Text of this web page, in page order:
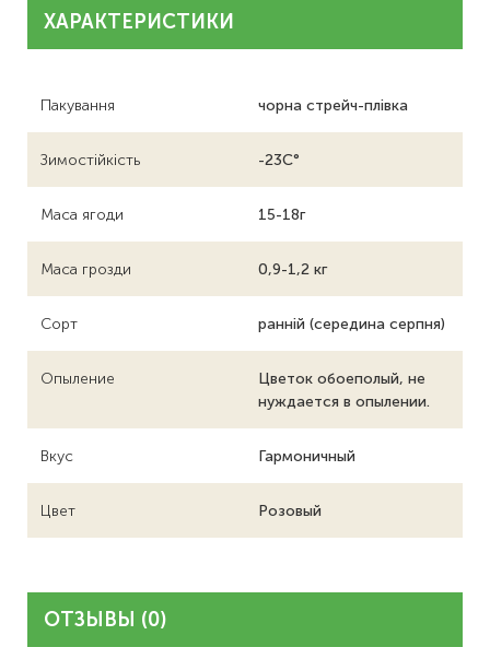
ХАРАКТЕРИСТИКИ
Пакування чорна стрейч-плівка
Зимостійкість -23С°
Маса ягоди 15-18г
Маса грозди 0,9-1,2 кг
Сорт ранній (середина серпня)
Опыление
Цветок обоеполый, не
нуждается в опылении.
Вкус Гармоничный
Цвет Розовый
ОТЗЫВЫ (0)